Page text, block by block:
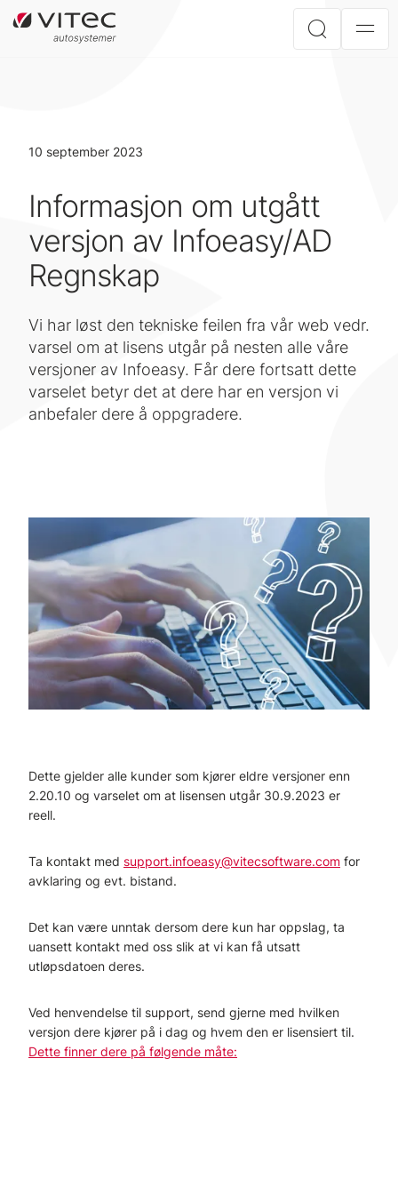
10 september 2023
Informasjon om utgått
versjon av Infoeasy/AD
Regnskap
Vi har løst den tekniske feilen fra vår web vedr.
varsel om at lisens utgår på nesten alle våre
versjoner av Infoeasy. Får dere fortsatt dette
varselet betyr det at dere har en versjon vi
anbefaler dere å oppgradere.
Dette gjelder alle kunder som kjører eldre versjoner enn
2.20.10 og varselet om at lisensen utgår 30.9.2023 er
reell.
Ta kontakt med support.infoeasy@vitecsoftware.com for
avklaring og evt. bistand.
Det kan være unntak dersom dere kun har oppslag, ta
uansett kontakt med oss slik at vi kan få utsatt
utløpsdatoen deres.
Ved henvendelse til support, send gjerne med hvilken
versjon dere kjører på i dag og hvem den er lisensiert til.
Dette finner dere på følgende måte: